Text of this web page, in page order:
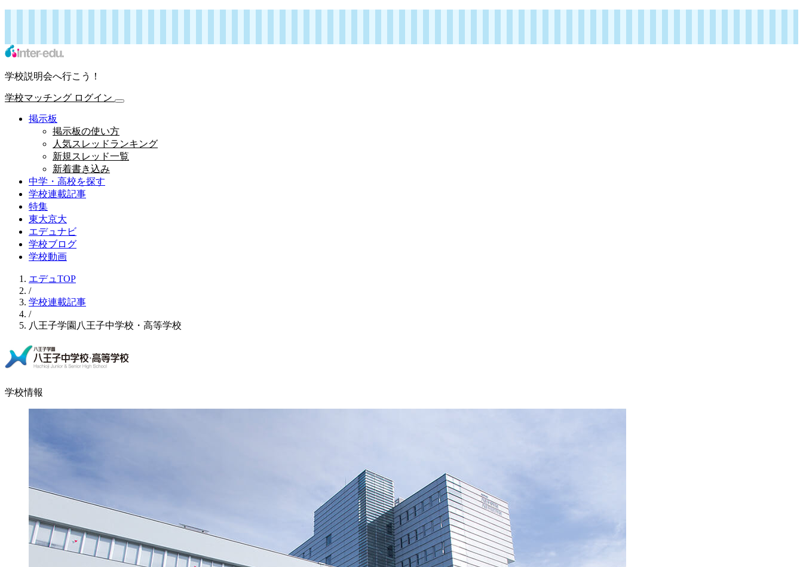
学校説明会へ行こう！
学校マッチング ログイン
掲示板
掲示板の使い方
人気スレッドランキング
新規スレッド一覧
新着書き込み
中学・高校を探す
学校連載記事
特集
東大京大
エデュナビ
学校ブログ
学校動画
エデュTOP
/
学校連載記事
/
八王子学園八王子中学校・高等学校
学校情報